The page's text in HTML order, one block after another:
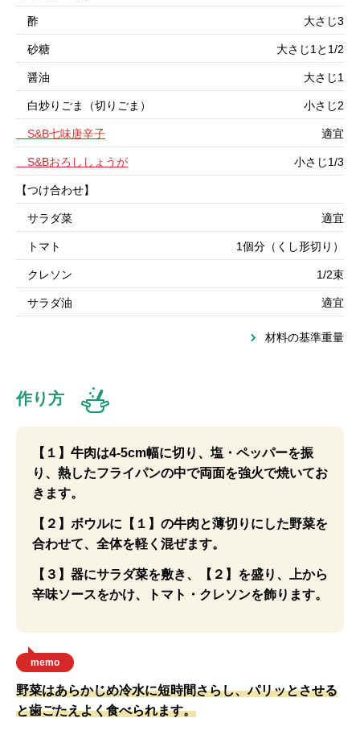
酢 大さじ3
砂糖 大さじ1と1/2
醤油 大さじ1
白炒りごま（切りごま） 小さじ2
S&B七味唐辛子 適宜
S&Bおろししょうが 小さじ1/3
【つけ合わせ】
サラダ菜 適宜
トマト 1個分（くし形切り）
クレソン 1/2束
サラダ油 適宜
材料の基準重量
作り方
【１】牛肉は4-5cm幅に切り、塩・ペッパーを振
り、熱したフライパンの中で両面を強火で焼いてお
きます。
【２】ボウルに【１】の牛肉と薄切りにした野菜を
合わせて、全体を軽く混ぜます。
【３】器にサラダ菜を敷き、【２】を盛り、上から
辛味ソースをかけ、トマト・クレソンを飾ります。
memo
野菜はあらかじめ冷水に短時間さらし、パリッとさせる
と歯ごたえよく食べられます。